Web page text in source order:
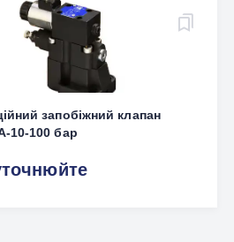
запобіжний клапан
10-100 бар